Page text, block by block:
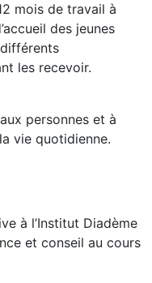
mois de travail à
des jeunes
les recevoir.
personnes et à
vie quotidienne.
à l’Institut Diadème
et conseil au cours